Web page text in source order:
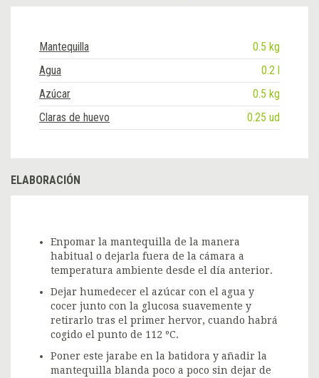
Mantequilla
0.5 kg
Agua
0.2 l
Azúcar
0.5 kg
Claras de huevo
0.25 ud
ELABORACIÓN
Enpomar la mantequilla de la manera
habitual o dejarla fuera de la cámara a
temperatura ambiente desde el día anterior.
Dejar humedecer el azúcar con el agua y
cocer junto con la glucosa suavemente y
retirarlo tras el primer hervor, cuando habrá
cogido el punto de 112 ºC.
Poner este jarabe en la batidora y añadir la
mantequilla blanda poco a poco sin dejar de